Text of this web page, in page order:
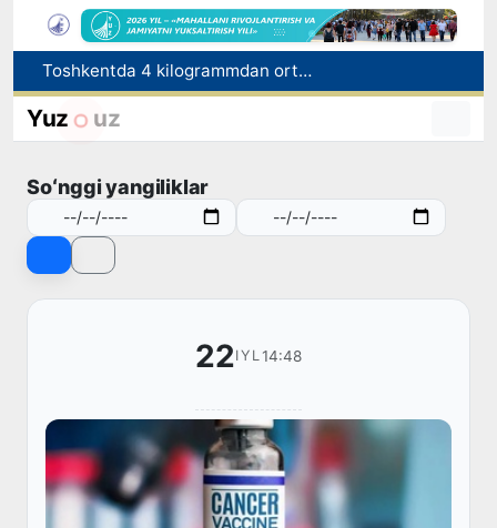
Toshkentda 4 kilogrammdan ortiq giyohvandlik vositalarining “zakladka” usulida tarqatilishiga chek qoʻyildi
Oʻqishini koʻchirish boʻyicha rad etilgan arizalarni 10 avgustga qadar tahrirlash mumkin
Bozorga chiqariladigan barcha mahsulotlar xavfsiz boʻlishi shart
Yuz uz
Soʻnggi yangiliklar
22IYL14:48